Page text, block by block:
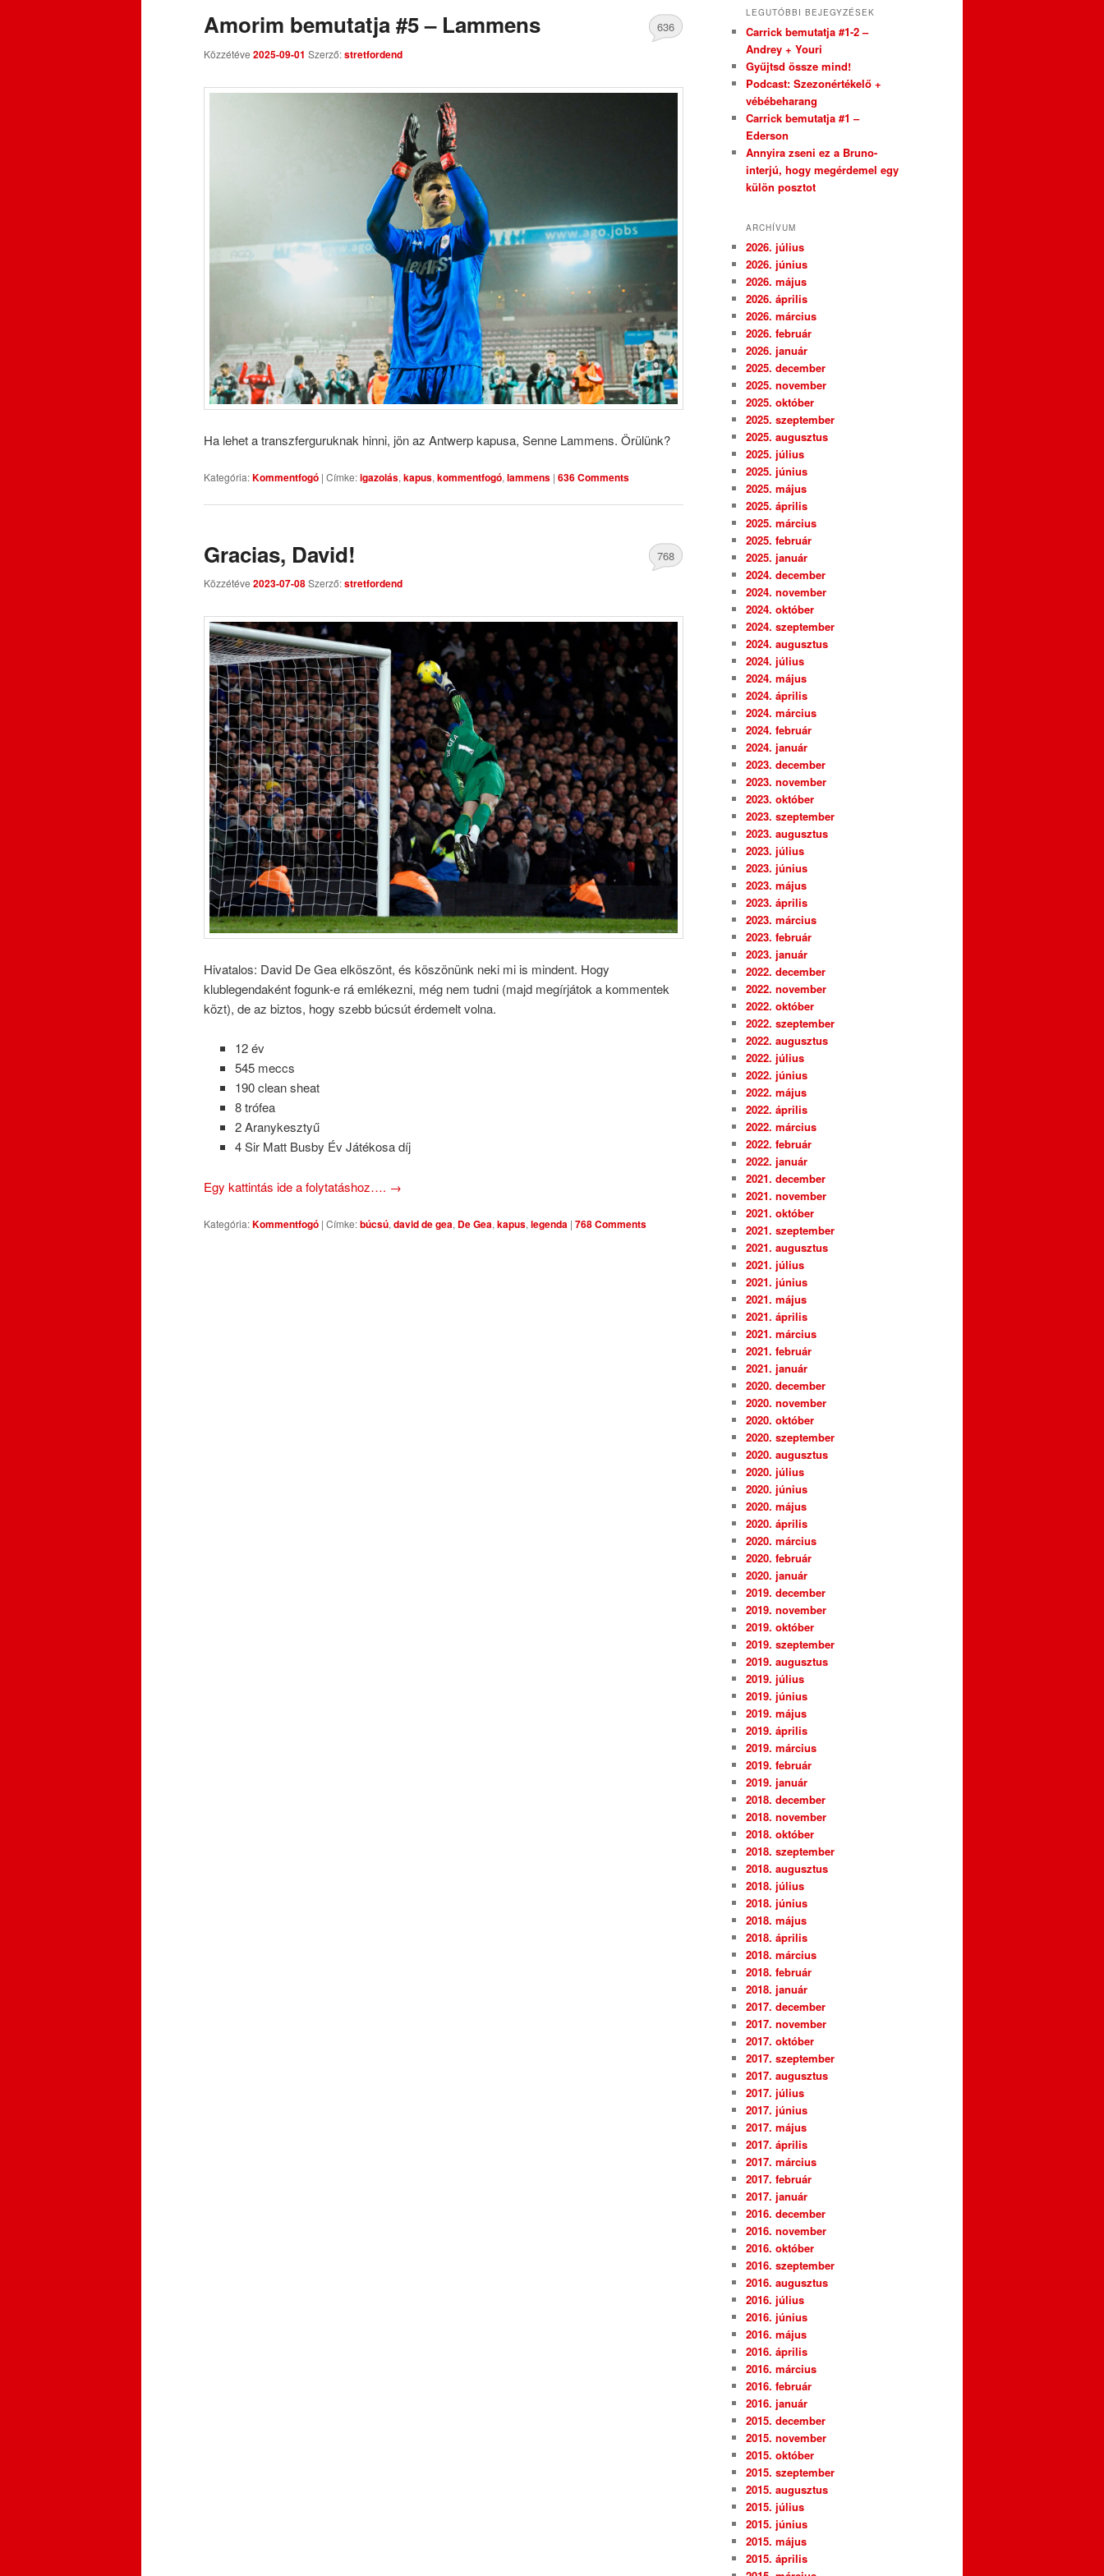
Amorim bemutatja #5 – Lammens
Közzétéve 2025-09-01 Szerző:stretfordend
636
Ha lehet a transzferguruknak hinni, jön az Antwerp kapusa, Senne Lammens. Örülünk?
Kategória:Kommentfogó | Címke:igazolás, kapus, kommentfogó, lammens | 636 Comments
Gracias, David!
Közzétéve 2023-07-08Szerző:stretfordend
768
Hivatalos: David De Gea elköszönt, és köszönünk neki mi is mindent. Hogy
klublegendaként fogunk-e rá emlékezni, még nem tudni (majd megírjátok a kommentek
közt), de az biztos, hogy szebb búcsút érdemelt volna.
12 év
545 meccs
190 clean sheat
8 trófea
2 Aranykesztyű
4 Sir Matt Busby Év Játékosa díj
Egy kattintás ide a folytatáshoz…. →
Kategória:Kommentfogó | Címke:búcsú, david de gea, De Gea, kapus, legenda | 768 Comments
LEGUTÓBBI BEJEGYZÉSEK
Carrick bemutatja #1-2 –
Andrey + Youri
Gyűjtsd össze mind!
Podcast: Szezonértékelő +
vébébeharang
Carrick bemutatja #1 –
Ederson
Annyira zseni ez a Bruno-
interjú, hogy megérdemel egy
külön posztot
ARCHÍVUM
2026. július
2026. június
2026. május
2026. április
2026. március
2026. február
2026. január
2025. december
2025. november
2025. október
2025. szeptember
2025. augusztus
2025. július
2025. június
2025. május
2025. április
2025. március
2025. február
2025. január
2024. december
2024. november
2024. október
2024. szeptember
2024. augusztus
2024. július
2024. május
2024. április
2024. március
2024. február
2024. január
2023. december
2023. november
2023. október
2023. szeptember
2023. augusztus
2023. július
2023. június
2023. május
2023. április
2023. március
2023. február
2023. január
2022. december
2022. november
2022. október
2022. szeptember
2022. augusztus
2022. július
2022. június
2022. május
2022. április
2022. március
2022. február
2022. január
2021. december
2021. november
2021. október
2021. szeptember
2021. augusztus
2021. július
2021. június
2021. május
2021. április
2021. március
2021. február
2021. január
2020. december
2020. november
2020. október
2020. szeptember
2020. augusztus
2020. július
2020. június
2020. május
2020. április
2020. március
2020. február
2020. január
2019. december
2019. november
2019. október
2019. szeptember
2019. augusztus
2019. július
2019. június
2019. május
2019. április
2019. március
2019. február
2019. január
2018. december
2018. november
2018. október
2018. szeptember
2018. augusztus
2018. július
2018. június
2018. május
2018. április
2018. március
2018. február
2018. január
2017. december
2017. november
2017. október
2017. szeptember
2017. augusztus
2017. július
2017. június
2017. május
2017. április
2017. március
2017. február
2017. január
2016. december
2016. november
2016. október
2016. szeptember
2016. augusztus
2016. július
2016. június
2016. május
2016. április
2016. március
2016. február
2016. január
2015. december
2015. november
2015. október
2015. szeptember
2015. augusztus
2015. július
2015. június
2015. május
2015. április